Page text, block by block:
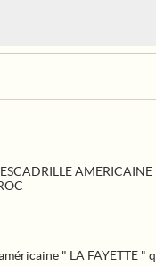
AMERICAINE
" LA FAYETTE